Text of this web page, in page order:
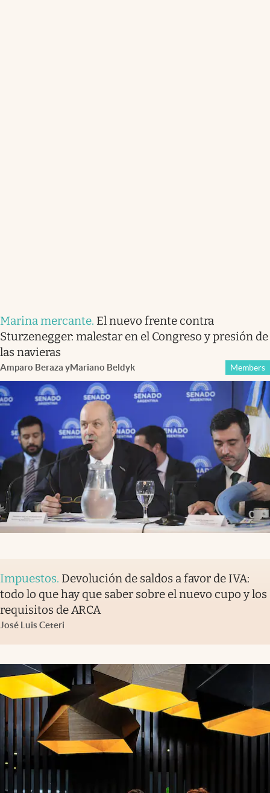
Marina mercante. El nuevo frente contra
Sturzenegger: malestar en el Congreso y presión de
las navieras
Amparo Beraza yMariano Beldyk Members
Impuestos. Devolución de saldos a favor de IVA:
todo lo que hay que saber sobre el nuevo cupo y los
requisitos de ARCA
José Luis Ceteri